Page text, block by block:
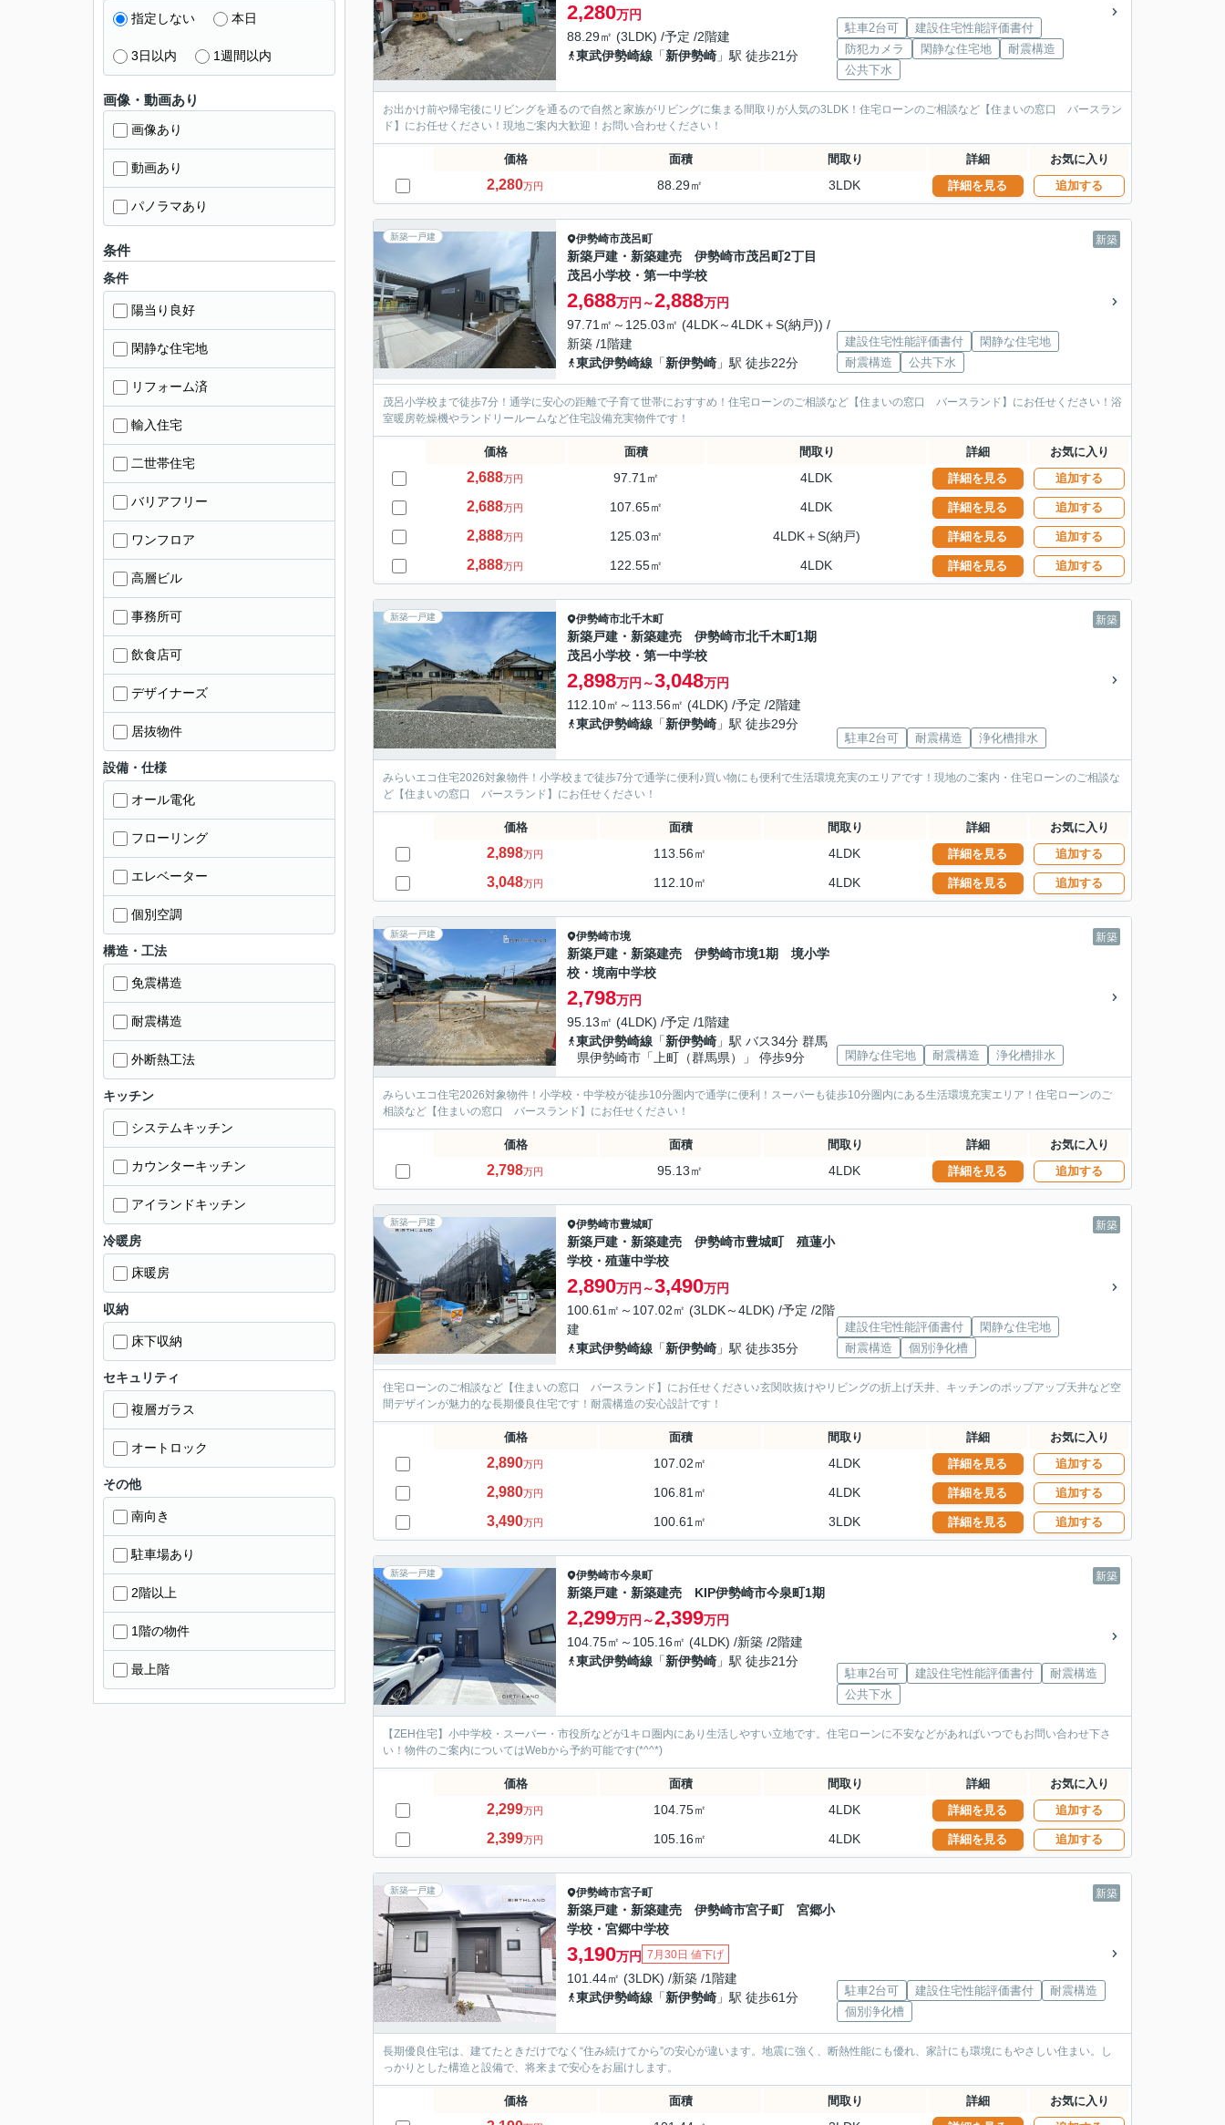
2,280万円
88.29㎡ (3LDK) /予定 /2階建
東武伊勢崎線 「新伊勢崎 」駅 徒歩21分
駐車2台可
建設住宅性能評価書付
防犯カメラ
閑静な住宅地
耐震構造
公共下水
お出かけ前や帰宅後にリビングを通るので自然と家族がリビングに集まる間取りが人気の3LDK！住宅ローンのご相談など【住まいの窓口 バースラン
ド】にお任せください！現地ご案内大歓迎！お問い合わせください！
価格 面積 間取り 詳細 お気に入り
2,280万円 88.29㎡ 3LDK 詳細を見る 追加する
新築一戸建 新築
伊勢崎市茂呂町
新築戸建・新築建売 伊勢崎市茂呂町2丁目
茂呂小学校・第一中学校
2,688万円～2,888万円
97.71㎡～125.03㎡ (4LDK～4LDK＋S(納戸)) /
新築 /1階建
東武伊勢崎線 「新伊勢崎 」駅 徒歩22分
建設住宅性能評価書付
閑静な住宅地
耐震構造
公共下水
茂呂小学校まで徒歩7分！通学に安心の距離で子育て世帯におすすめ！住宅ローンのご相談など【住まいの窓口 バースランド】にお任せください！浴
室暖房乾燥機やランドリールームなど住宅設備充実物件です！
価格 面積 間取り 詳細 お気に入り
2,688万円 97.71㎡ 4LDK 詳細を見る 追加する
2,688万円 107.65㎡ 4LDK 詳細を見る 追加する
2,888万円 125.03㎡ 4LDK＋S(納戸) 詳細を見る 追加する
2,888万円 122.55㎡ 4LDK 詳細を見る 追加する
新築一戸建 新築
伊勢崎市北千木町
新築戸建・新築建売 伊勢崎市北千木町1期
茂呂小学校・第一中学校
2,898万円～3,048万円
112.10㎡～113.56㎡ (4LDK) /予定 /2階建
東武伊勢崎線 「新伊勢崎 」駅 徒歩29分
駐車2台可 耐震構造 浄化槽排水
みらいエコ住宅2026対象物件！小学校まで徒歩7分で通学に便利♪買い物にも便利で生活環境充実のエリアです！現地のご案内・住宅ローンのご相談な
ど【住まいの窓口 バースランド】にお任せください！
価格 面積 間取り 詳細 お気に入り
2,898万円 113.56㎡ 4LDK 詳細を見る 追加する
3,048万円 112.10㎡ 4LDK 詳細を見る 追加する
新築一戸建 新築
伊勢崎市境
新築戸建・新築建売 伊勢崎市境1期 境小学
校・境南中学校
2,798万円
95.13㎡ (4LDK) /予定 /1階建
東武伊勢崎線 「新伊勢崎 」駅 バス34分 群馬
県伊勢崎市「上町（群馬県）」 停歩9分
閑静な住宅地 耐震構造 浄化槽排水
みらいエコ住宅2026対象物件！小学校・中学校が徒歩10分圏内で通学に便利！スーパーも徒歩10分圏内にある生活環境充実エリア！住宅ローンのご
相談など【住まいの窓口 バースランド】にお任せください！
価格 面積 間取り 詳細 お気に入り
2,798万円 95.13㎡ 4LDK 詳細を見る 追加する
新築一戸建 新築
伊勢崎市豊城町
新築戸建・新築建売 伊勢崎市豊城町 殖蓮小
学校・殖蓮中学校
2,890万円～3,490万円
100.61㎡～107.02㎡ (3LDK～4LDK) /予定 /2階
建
東武伊勢崎線 「新伊勢崎 」駅 徒歩35分
建設住宅性能評価書付
閑静な住宅地
耐震構造
個別浄化槽
住宅ローンのご相談など【住まいの窓口 バースランド】にお任せください♪玄関吹抜けやリビングの折上げ天井、キッチンのポップアップ天井など空
間デザインが魅力的な長期優良住宅です！耐震構造の安心設計です！
価格 面積 間取り 詳細 お気に入り
2,890万円 107.02㎡ 4LDK 詳細を見る 追加する
2,980万円 106.81㎡ 4LDK 詳細を見る 追加する
3,490万円 100.61㎡ 3LDK 詳細を見る 追加する
新築一戸建 新築
伊勢崎市今泉町
新築戸建・新築建売 KIP伊勢崎市今泉町1期
2,299万円～2,399万円
104.75㎡～105.16㎡ (4LDK) /新築 /2階建
東武伊勢崎線 「新伊勢崎 」駅 徒歩21分
駐車2台可 建設住宅性能評価書付
耐震構造
公共下水
【ZEH住宅】小中学校・スーパー・市役所などが1キロ圏内にあり生活しやすい立地です。住宅ローンに不安などがあればいつでもお問い合わせ下さ
い！物件のご案内についてはWebから予約可能です(*^^*)
価格 面積 間取り 詳細 お気に入り
2,299万円 104.75㎡ 4LDK 詳細を見る 追加する
2,399万円 105.16㎡ 4LDK 詳細を見る 追加する
新築一戸建 新築
伊勢崎市宮子町
新築戸建・新築建売 伊勢崎市宮子町 宮郷小
学校・宮郷中学校
3,190万円 7月30日 値下げ
101.44㎡ (3LDK) /新築 /1階建
東武伊勢崎線 「新伊勢崎 」駅 徒歩61分 駐車2台可 建設住宅性能評価書付
耐震構造
個別浄化槽
長期優良住宅は、建てたときだけでなく“住み続けてから”の安心が違います。地震に強く、断熱性能にも優れ、家計にも環境にもやさしい住まい。し
っかりとした構造と設備で、将来まで安心をお届けします。
価格 面積 間取り 詳細 お気に入り
指定しない 本日
3日以内 1週間以内
画像・動画あり
画像あり
動画あり
パノラマあり
条件
条件
陽当り良好
閑静な住宅地
リフォーム済
輸入住宅
二世帯住宅
バリアフリー
ワンフロア
高層ビル
事務所可
飲食店可
デザイナーズ
居抜物件
設備・仕様
オール電化
フローリング
エレベーター
個別空調
構造・工法
免震構造
耐震構造
外断熱工法
キッチン
システムキッチン
カウンターキッチン
アイランドキッチン
冷暖房
床暖房
収納
床下収納
セキュリティ
複層ガラス
オートロック
その他
南向き
駐車場あり
2階以上
1階の物件
最上階